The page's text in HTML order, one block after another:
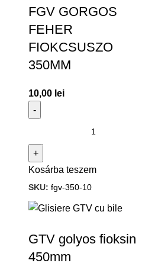
FGV GORGOS
FEHER
FIOKCSUSZO
350MM
10,00 lei
Kosárba teszem
SKU: fgv-350-10
GTV golyos fioksin
450mm